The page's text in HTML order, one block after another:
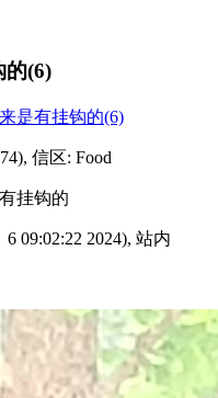
的(6)
是有挂钩的(6)
信区: Food
挂钩的
09:02:22 2024), 站内